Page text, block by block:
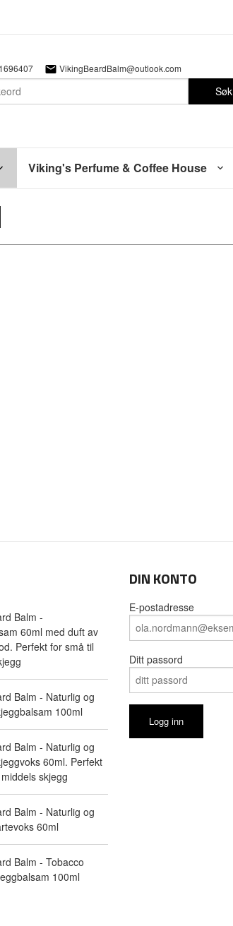
VikingBeardBalm@outlook.com
Søk
Viking's Perfume & Coffee House
Balm -
60ml med duft av
Perfekt for små til
Balm - Naturlig og
100ml
Balm - Naturlig og
60ml. Perfekt
skjegg
Balm - Naturlig og
60ml
Balm - Tobacco
100ml
DIN KONTO
E-postadresse
Ditt passord